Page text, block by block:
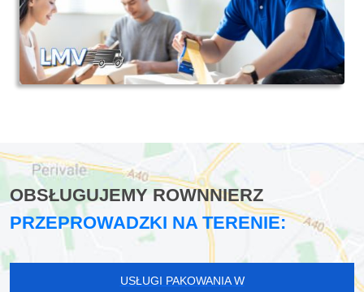
OBSŁUGUJEMY ROWNNIERZ
PRZEPROWADZKI NA TERENIE:
USŁUGI PAKOWANIA W